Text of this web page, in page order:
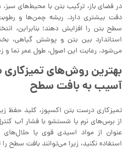
در فضای باز، ترکیب بتن با محیط‌های سبز،
دقت بیشتری دارد. ریشه چمن‌ها و
سطح بتن را افزایش دهند؛ بنابراین،
استاندارد بین بتن و پوشش گیاهی،
می‌شود. رعایت این اصول، طول عمر نما و
بهترین روش‌های تمیزکاری
آسیب به بافت سطح
تمیزکاری درست بتن اکسپوز، کلید حفظ
از برس‌های نرم یا شستشو با فشار آب
عنوان از مواد اسیدی قوی یا
استفاده نکنید، زیرا می‌توانند بافت سطح